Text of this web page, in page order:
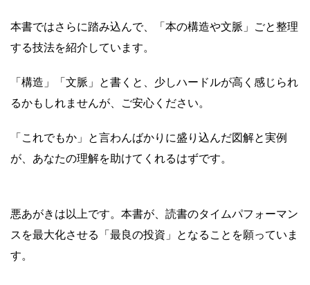
本書ではさらに踏み込んで、「本の構造や文脈」ごと整理
する技法を紹介しています。
「構造」「文脈」と書くと、少しハードルが高く感じられ
るかもしれませんが、ご安心ください。
「これでもか」と言わんばかりに盛り込んだ図解と実例
が、あなたの理解を助けてくれるはずです。
悪あがきは以上です。本書が、読書のタイムパフォーマン
スを最大化させる「最良の投資」となることを願っていま
す。